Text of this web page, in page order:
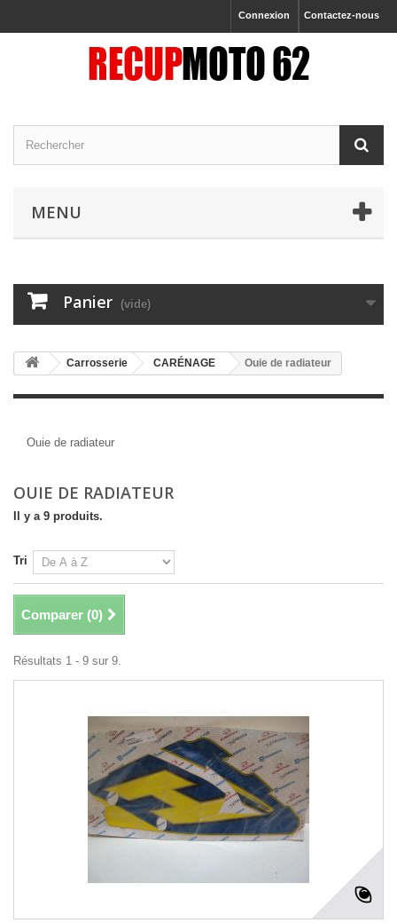
Contactez-nous
Connexion
MENU
Panier (vide)
Carrosserie CARÉNAGE Ouie de radiateur
Ouie de radiateur
OUIE DE RADIATEUR
Il y a 9 produits.
Tri
Comparer (0)
Résultats 1 - 9 sur 9.